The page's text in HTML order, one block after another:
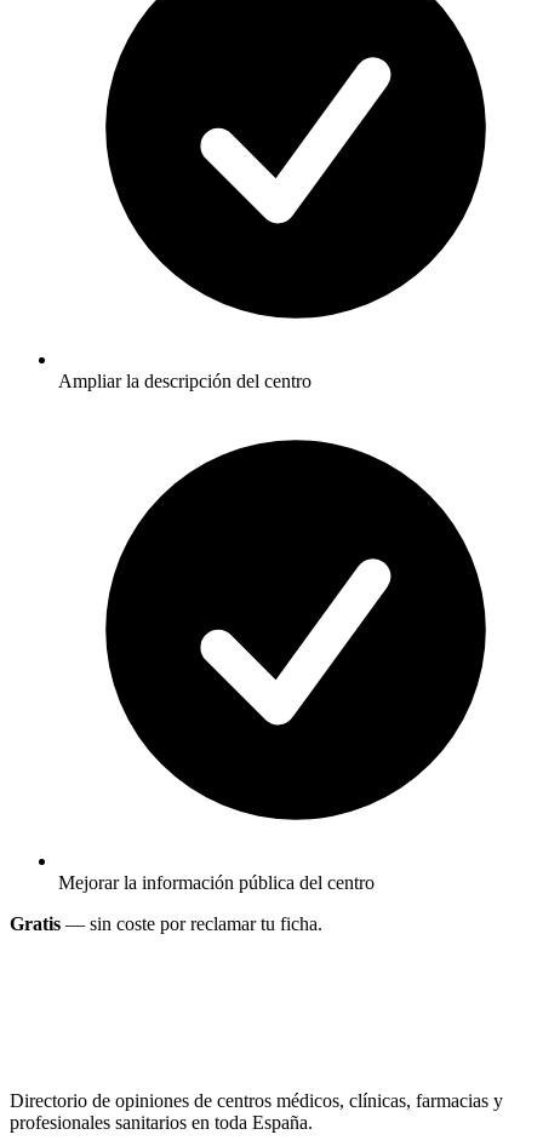
Ampliar la descripción del centro
Mejorar la información pública del centro
Gratis — sin coste por reclamar tu ficha.
Directorio de opiniones de centros médicos, clínicas, farmacias y
profesionales sanitarios en toda España.